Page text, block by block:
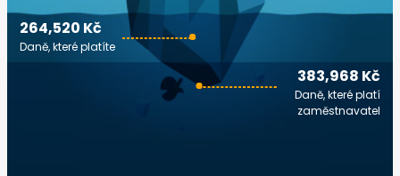
383,968 Kč
Daně, které platí
zaměstnavatel
264,520 Kč
Daně, které platíte